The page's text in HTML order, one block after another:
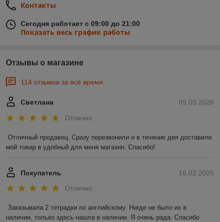
Контакты
Сегодня работает с 09:00 до 21:00
Показать весь график работы
Отзывы о магазине
114 отзывов за всё время
09.03.2026
Светлана
Отлично
Отличный продавец. Сразу перезвонили и в течение дея доставили
мой товар в удобный для меня магазин. Спасибо!
16.02.2026
Покупатель
Отлично
Заказывала 2 тетрадки по английскому. Нигде не было их в
наличии, только здесь нашла в наличии. Я очень рада. Спасибо